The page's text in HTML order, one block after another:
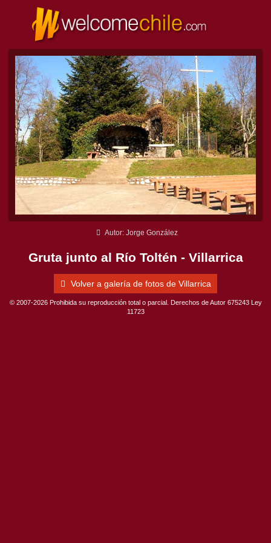
Autor: Jorge González
Gruta junto al Río Toltén - Villarrica
Volver a galería de fotos de Villarrica
© 2007-2026 Prohibida su reproducción total o parcial. Derechos de Autor 675243 Ley
11723